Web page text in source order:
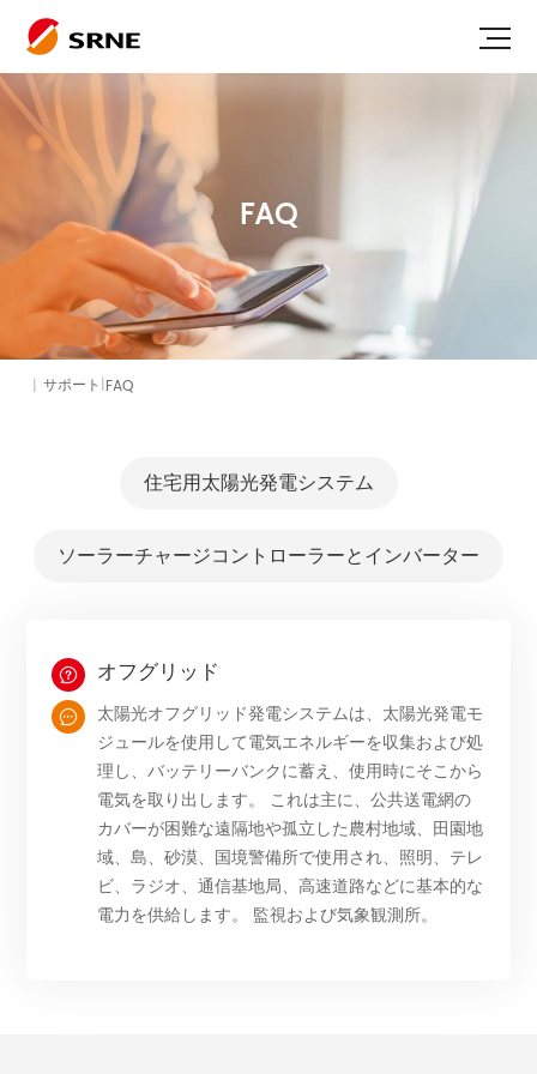
FAQ
| サポート |FAQ
住宅用太陽光発電システム
ソーラーチャージコントローラーとインバーター
オフグリッド
太陽光オフグリッド発電システムは、太陽光発電モ
ジュールを使用して電気エネルギーを収集および処
理し、バッテリーバンクに蓄え、使用時にそこから
電気を取り出します。 これは主に、公共送電網の
カバーが困難な遠隔地や孤立した農村地域、田園地
域、島、砂漠、国境警備所で使用され、照明、テレ
ビ、ラジオ、通信基地局、高速道路などに基本的な
電力を供給します。 監視および気象観測所。